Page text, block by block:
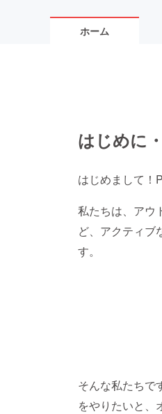
ホーム
はじめに
はじめまして！
私たちは、アウ
ど、アクティブ
す。
そんな私たちで
をやりたいと、